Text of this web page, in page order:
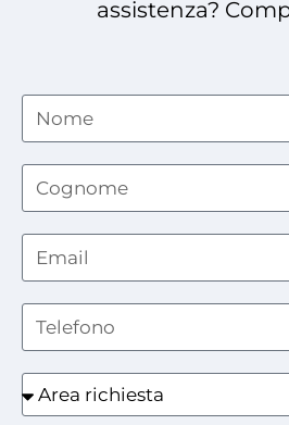
assistenza?